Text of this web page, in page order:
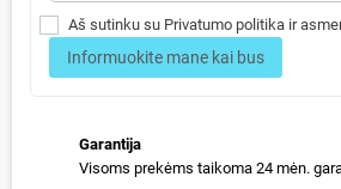
Aš sutinku su Privatumo politika ir
Informuokite mane kai bus
Garantija
Visoms prekėms taikoma 24 mėn.